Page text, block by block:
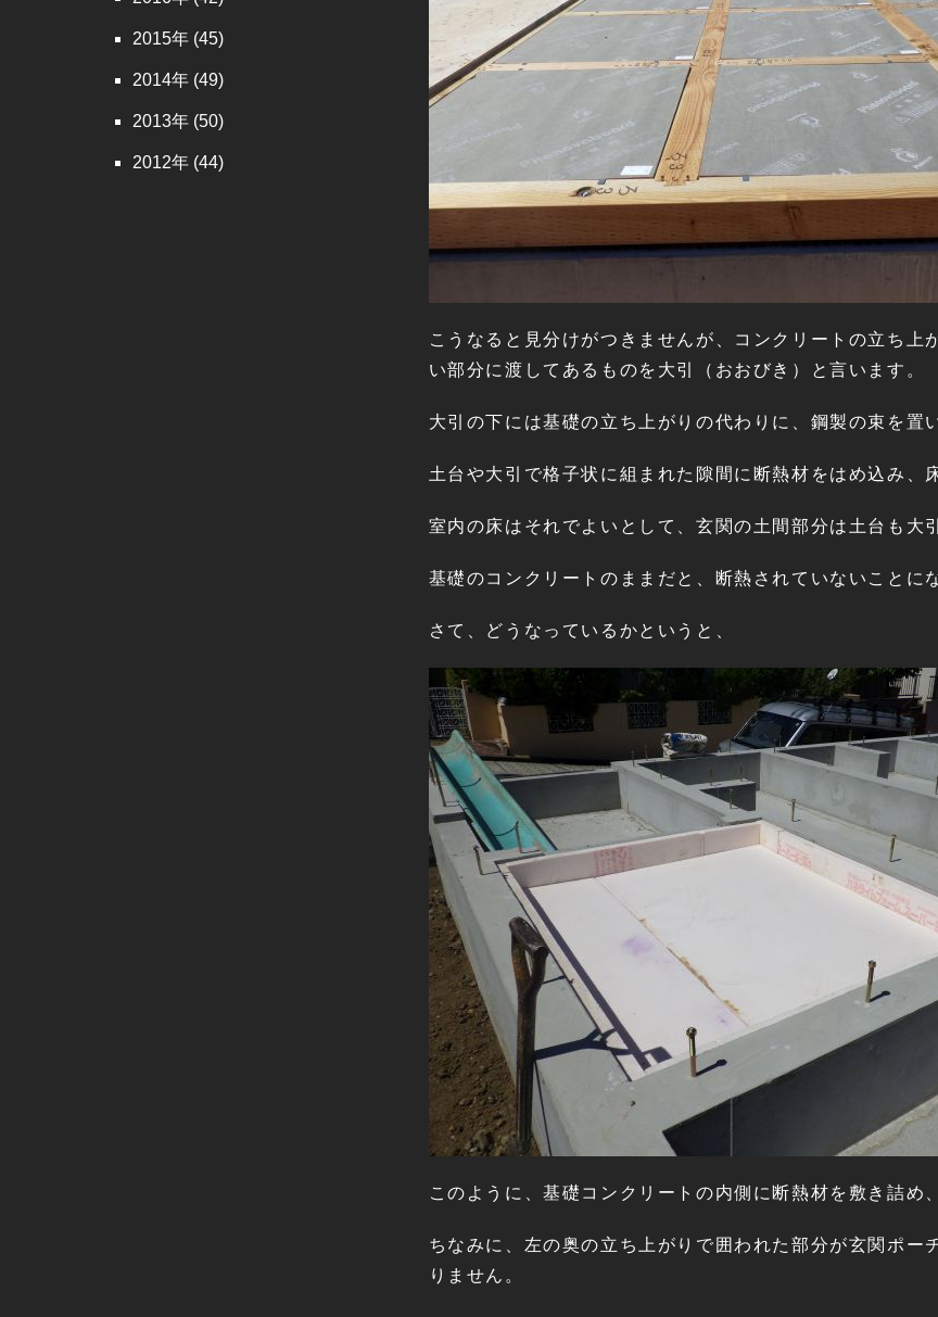
こうなると見分けがつきませんが、コンクリートの立ち
い部分に渡してあるものを大引（おおびき）と言います。
大引の下には基礎の立ち上がりの代わりに、鋼製の束を置
土台や大引で格子状に組まれた隙間に断熱材をはめ込み、
室内の床はそれでよいとして、玄関の土間部分は土台も大
基礎のコンクリートのままだと、断熱されていないことに
さて、どうなっているかというと、
このように、基礎コンクリートの内側に断熱材を敷き詰め
ちなみに、左の奥の立ち上がりで囲われた部分が玄関ポー
りません。
2015 (45)
2014 (49)
2013 (50)
2012 (44)